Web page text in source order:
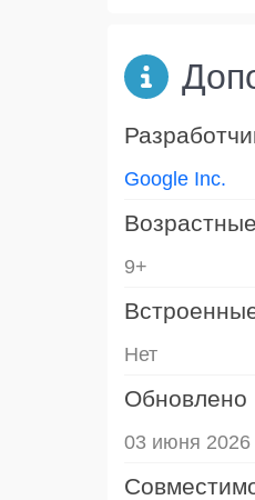
Google Inc.
9+
Нет
Обновлено
03 июня 2026